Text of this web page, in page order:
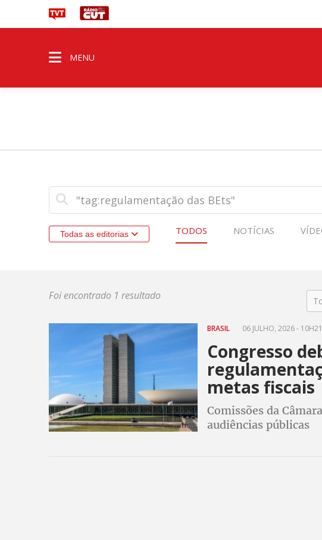
MENU
Todas as editorias TODOS NOTÍCIAS
Foi encontrado 1 resultado
BRASIL 06 JULHO, 2026 - 10H21
Congresso
metas fiscais
Comissões da
audiências públicas